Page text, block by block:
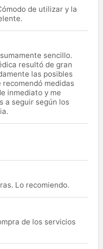
de utilizar y la
sencillo.
resultó de gran
las posibles
medidas
inmediato y me
a seguir según los
Lo recomiendo.
de los servicios